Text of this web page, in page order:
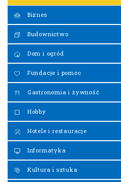
Biznes
Budownictwo
Dom i ogród
Fundacje i pomoc
Gastronomia i żywność
Hobby
Hotele i restauracje
Informatyka
Kultura i sztuka